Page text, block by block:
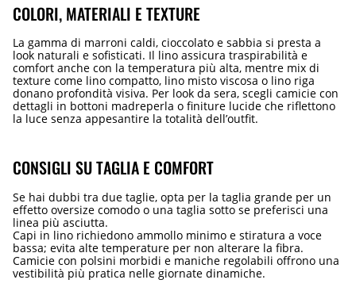
COLORI, MATERIALI E TEXTURE
La gamma di marroni caldi, cioccolato e sabbia si presta a
look naturali e sofisticati. Il lino assicura traspirabilità e
comfort anche con la temperatura più alta, mentre mix di
texture come lino compatto, lino misto viscosa o lino riga
donano profondità visiva. Per look da sera, scegli camicie con
dettagli in bottoni madreperla o finiture lucide che riflettono
la luce senza appesantire la totalità dell’outfit.
CONSIGLI SU TAGLIA E COMFORT
Se hai dubbi tra due taglie, opta per la taglia grande per un
effetto oversize comodo o una taglia sotto se preferisci una
linea più asciutta.
Capi in lino richiedono ammollo minimo e stiratura a voce
bassa; evita alte temperature per non alterare la fibra.
Camicie con polsini morbidi e maniche regolabili offrono una
vestibilità più pratica nelle giornate dinamiche.